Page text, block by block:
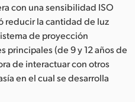
con una sensibilidad ISO
reducir la cantidad de luz
de proyección
principales (de 9 y 12 años de
de interactuar con otros
en el cual se desarrolla